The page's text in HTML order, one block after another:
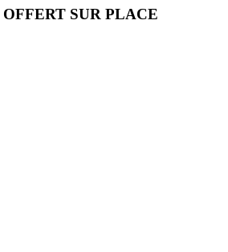
OFFERT SUR PLACE